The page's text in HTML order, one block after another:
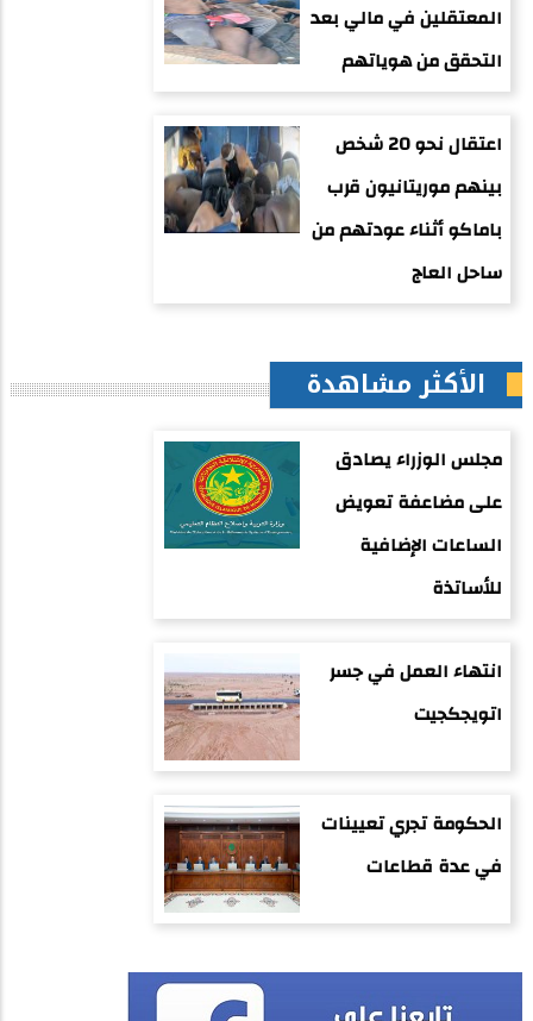
المعتقلين في مالي بعد
التحقق من هوياتهم
اعتقال نحو 20 شخص
بينهم موريتانيون قرب
باماكو أثناء عودتهم من
ساحل العاج
الأكثر مشاهدة
مجلس الوزراء يصادق
على مضاعفة تعويض
الساعات الإضافية
للأساتذة
انتهاء العمل في جسر
اتويجكجيت
الحكومة تجري تعيينات
في عدة قطاعات